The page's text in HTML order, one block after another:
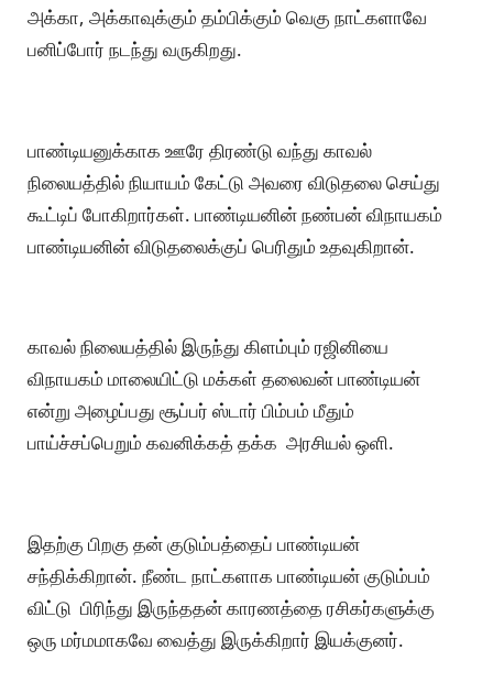
அக்கா, அக்காவுக்கும் தம்பிக்கும் வெகு நாட்களாவே
பனிப்போர் நடந்து வருகிறது.
பாண்டியனுக்காக ஊரே திரண்டு வந்து காவல்
நிலையத்தில் நியாயம் கேட்டு அவரை விடுதலை செய்து
கூட்டிப் போகிறார்கள். பாண்டியனின் நண்பன் விநாயகம்
பாண்டியனின் விடுதலைக்குப் பெரிதும் உதவுகிறான்.
காவல் நிலையத்தில் இருந்து கிளம்பும் ரஜினியை
விநாயகம் மாலையிட்டு மக்கள் தலைவன் பாண்டியன்
என்று அழைப்பது சூப்பர் ஸ்டார் பிம்பம் மீதும்
பாய்ச்சப்பெறும் கவனிக்கத் தக்க அரசியல் ஒளி.
இதற்கு பிறகு தன் குடும்பத்தைப் பாண்டியன்
சந்திக்கிறான். நீண்ட நாட்களாக பாண்டியன் குடும்பம்
விட்டு பிரிந்து இருந்ததன் காரணத்தை ரசிகர்களுக்கு
ஒரு மர்மமாகவே வைத்து இருக்கிறார் இயக்குனர்.